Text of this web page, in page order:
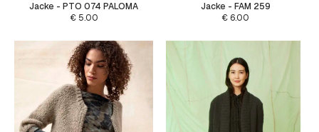
Jacke - PTO 074 PALOMA
€5.00
Jacke - FAM 259
€ 6.00